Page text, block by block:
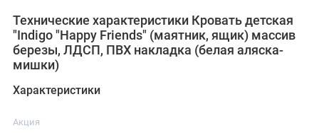
Технические характеристики Кровать детская
"Indigo "Happy Friends" (маятник, ящик) массив
березы, ЛДСП, ПВХ накладка (белая аляска-
мишки)
Характеристики
Акция